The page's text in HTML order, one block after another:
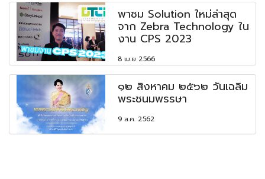
พาชม Solution ใหม่ล่าสุด
จาก Zebra Technology ใน
งาน CPS 2023
8 เม.ย 2566
๑๒ สิงหาคม ๒๕๖๒ วันเฉลิม
พระชนมพรรษา
9 ส.ค. 2562